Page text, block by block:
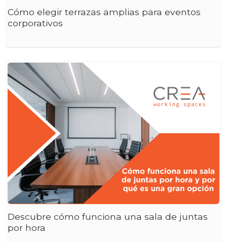
Cómo elegir terrazas amplias para eventos
corporativos
Descubre cómo funciona una sala de juntas
por hora